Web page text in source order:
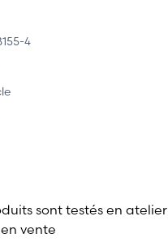
4
sont testés en atelier
vente